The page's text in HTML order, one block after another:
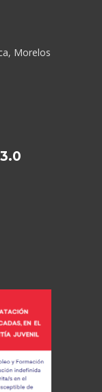
Morelos